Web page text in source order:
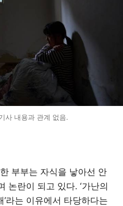
사 내용과 관계 없음.
부부는 자식을 낳아선 안
논란이 되고 있다. ‘가난의
라는 이유에서 타당하다는